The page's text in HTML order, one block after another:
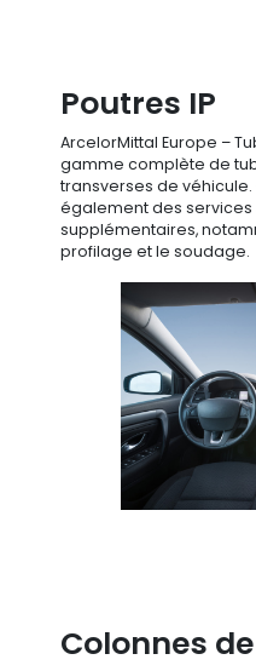
Poutres IP
ArcelorMittal Europe –
gamme complète de
transverses de
également des services
supplémentaires,
profilage et le soudage.
Colonnes